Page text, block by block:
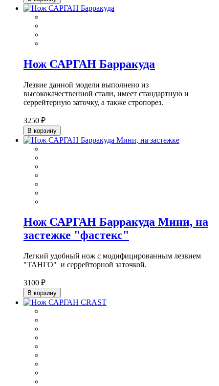
Нож САРГАН Барракуда
Лезвие данной модели выполнено из
высококачественной стали, имеет стандартную и
серрейтерную заточку, а также стропорез.
3250 ₽
В корзину
Нож САРГАН Барракуда Мини, на
застежке "фастекс"
Легкий удобный нож с модифицированным лезвием
"ТАНГО" и серрейторной заточкой.
3100 ₽
В корзину